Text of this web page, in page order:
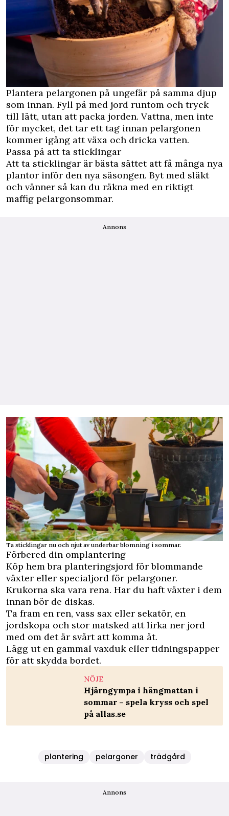
Plantera pelargonen på ungefär på samma djup
som innan. Fyll på med jord runtom och tryck
till lätt, utan att packa jorden. Vattna, men inte
för mycket, det tar ett tag innan pelargonen
kommer igång att växa och dricka vatten.
Passa på att ta sticklingar
Att ta sticklingar är bästa sättet att få många nya
plantor inför den nya säsongen. Byt med släkt
och vänner så kan du räkna med en riktigt
maffig pelargonsommar.
Annons
Ta sticklingar nu och njut av underbar blomning i sommar.
Förbered din omplantering
Köp hem bra planteringsjord för blommande
växter eller specialjord för pelargoner.
Krukorna ska vara rena. Har du haft växter i dem
innan bör de diskas.
Ta fram en ren, vass sax eller sekatör, en
jordskopa och stor matsked att lirka ner jord
med om det är svårt att komma åt.
Lägg ut en gammal vaxduk eller tidningspapper
för att skydda bordet.
NÖJE
Hjärngympa i hängmattan i
sommar – spela kryss och spel
på allas.se
plantering pelargoner trädgård
Annons